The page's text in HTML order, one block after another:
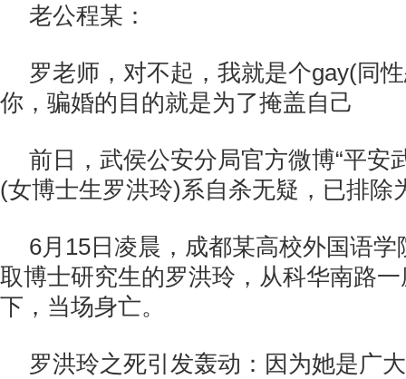
老公程某：
罗老师，对不起，我就是个gay(同
你，骗婚的目的就是为了掩盖自己
前日，武侯公安分局官方微博“平安
(女博士生罗洪玲)系自杀无疑，已排除
6月15日凌晨，成都某高校外国语
取博士研究生的罗洪玲，从科华南路
下，当场身亡。
罗洪玲之死引发轰动：因为她是广